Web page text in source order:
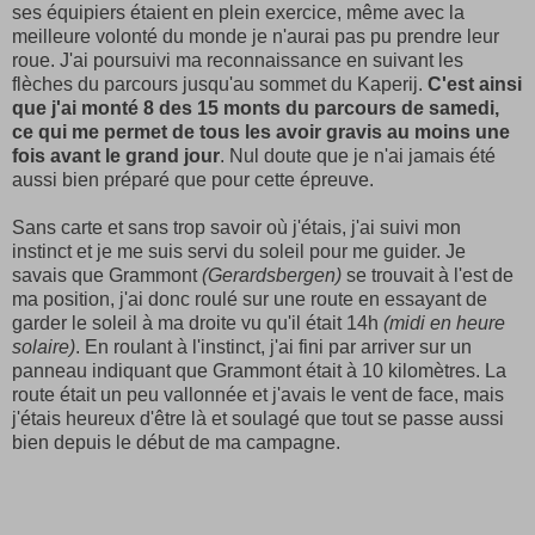
ses équipiers étaient en plein exercice, même avec la
meilleure volonté du monde je n'aurai pas pu prendre leur
roue. J'ai poursuivi ma reconnaissance en suivant les
flèches du parcours jusqu'au sommet du Kaperij. C'est ainsi
que j'ai monté 8 des 15 monts du parcours de samedi,
ce qui me permet de tous les avoir gravis au moins une
fois avant le grand jour. Nul doute que je n'ai jamais été
aussi bien préparé que pour cette épreuve.
Sans carte et sans trop savoir où j'étais, j'ai suivi mon
instinct et je me suis servi du soleil pour me guider. Je
savais que Grammont(Gerardsbergen) se trouvait à l'est de
ma position, j'ai donc roulé sur une route en essayant de
garder le soleil à ma droite vu qu'il était 14h (midi en heure
solaire). En roulant à l'instinct, j'ai fini par arriver sur un
panneau indiquant que Grammont était à 10 kilomètres. La
route était un peu vallonnée et j'avais le vent de face, mais
j'étais heureux d'être là et soulagé que tout se passe aussi
bien depuis le début de ma campagne.